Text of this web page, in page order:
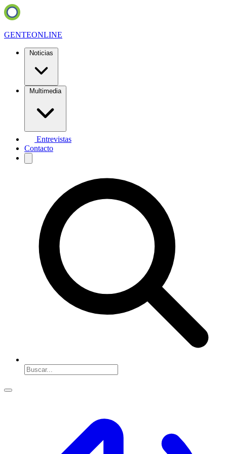
GENTEONLINE
Noticias
Multimedia
Entrevistas
Contacto